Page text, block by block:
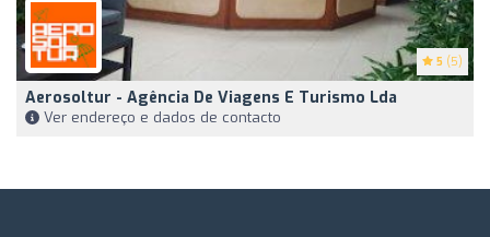
5 (5)
Aerosoltur - Agência De Viagens E Turismo Lda
Ver endereço e dados de contacto